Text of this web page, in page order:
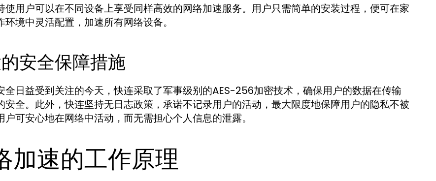
使用户可以在不同设备上享受同样高效的网络加速服务。用户只需简单的安装过程，便可在家
环境中灵活配置，加速所有网络设备。
安全保障措施
全日益受到关注的今天，快连采取了军事级别的AES-256加密技术，确保用户的数据在传输
安全。此外，快连坚持无日志政策，承诺不记录用户的活动，最大限度地保障用户的隐私不被
户可安心地在网络中活动，而无需担心个人信息的泄露。
加速的工作原理